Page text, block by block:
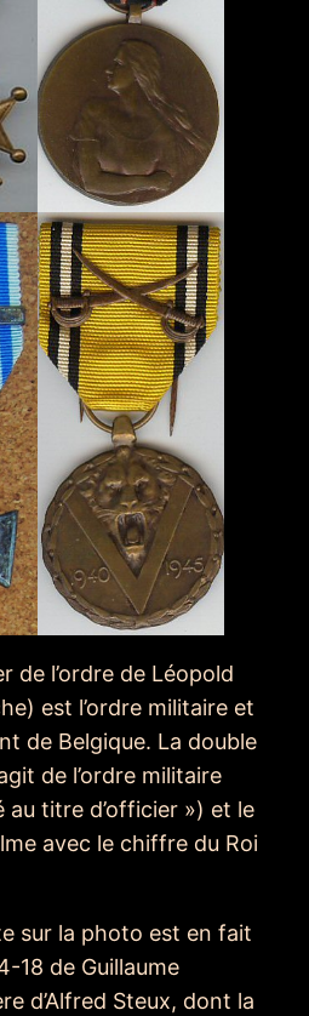
de l’ordre de Léopold
est l’ordre militaire et
de Belgique. La double
de l’ordre militaire
au titre d’officier ») et le
avec le chiffre du Roi
sur la photo est en fait
18 de Guillaume
d’Alfred Steux, dont la